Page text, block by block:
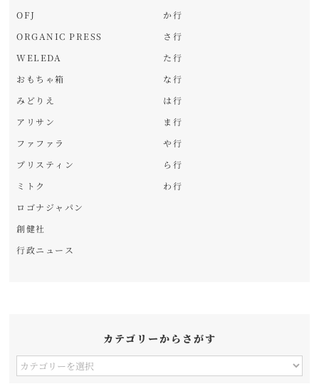
OFJ
ORGANIC PRESS
WELEDA
おもちゃ箱
みどりえ
アリサン
ファファラ
プリスティン
ミトク
ロゴナジャパン
創健社
行政ニュース
か行
さ行
た行
な行
は行
ま行
や行
ら行
わ行
カテゴリーからさがす
カ